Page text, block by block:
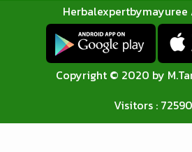
Copyright © 2020 by
Visitors :